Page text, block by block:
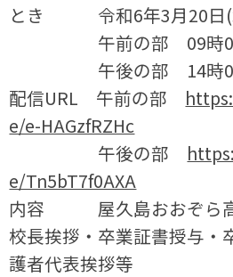
とき 令和6年3月20日(
午前の部 09時
午後の部 14時
配信URL 午前の部
e/e-HAGzfRZHc
午後の部
e/Tn5bT7f0AXA
内容 屋久島おおぞら高
校長挨拶・卒業証書授与・
護者代表挨拶等